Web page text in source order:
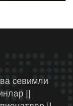
севимли
||